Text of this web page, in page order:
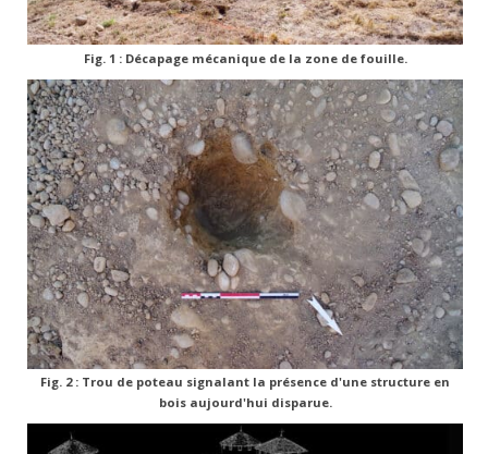
Fig. 1 : Décapage mécanique de la zone de fouille.
Fig. 2 : Trou de poteau signalant la présence d'une structure en
bois aujourd'hui disparue.